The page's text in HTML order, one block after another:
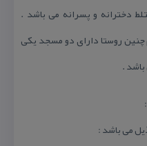
دخترانه و پسرانه می باشد .
روستا دارای دو مسجد یكی
.
می باشد :